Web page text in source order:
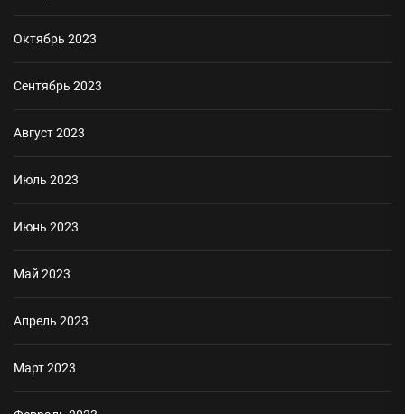
Октябрь 2023
Сентябрь 2023
Август 2023
Июль 2023
Июнь 2023
Май 2023
Апрель 2023
Март 2023